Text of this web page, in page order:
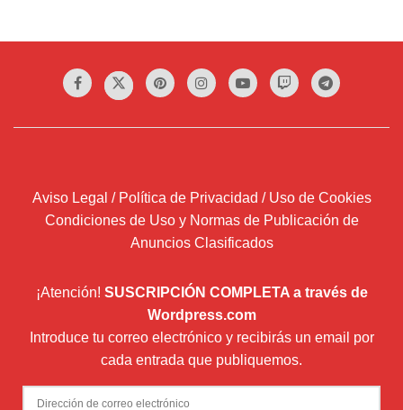
Aviso Legal / Política de Privacidad / Uso de Cookies
Condiciones de Uso y Normas de Publicación de
Anuncios Clasificados
¡Atención! SUSCRIPCIÓN COMPLETA a través de
Wordpress.com
Introduce tu correo electrónico y recibirás un email por
cada entrada que publiquemos.
Dirección